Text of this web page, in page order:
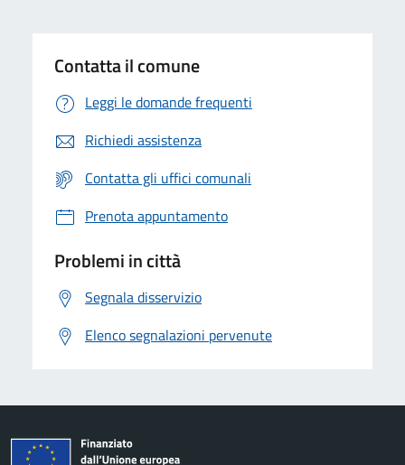
Contatta il comune
Leggi le domande frequenti
Richiedi assistenza
Contatta gli uffici comunali
Prenota appuntamento
Problemi in città
Segnala disservizio
Elenco segnalazioni pervenute